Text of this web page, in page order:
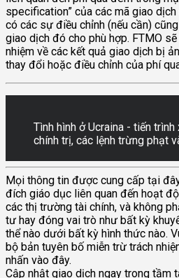
specification” của các mã giao
có các sự điều chỉnh (nếu cần)
giao dịch đó cho phù hợp. FTMO
nhiệm về các kết quả giao dịch bị
thay đổi hoặc điều chỉnh của phí
Tình hình ở Ucraina - tiến
chính trị, các lệnh trừng phạt
Mọi thông tin được cung cấp tại
đích giáo dục liên quan đến hoạt
các thị trường tài chính, và không
tư hay đóng vai trò như bất kỳ
thể nào dưới bất kỳ hình thức nào.
bộ bản tuyên bố miễn trừ trách
nhấn vào đây.
Cập nhật giao dịch ngay trong tầm